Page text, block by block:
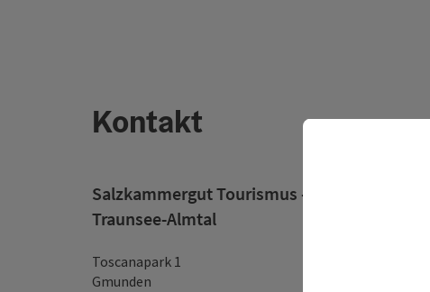
Kontakt
Salzkammergut Tourismus - Destination
Traunsee-Almtal
Toscanapark 1
Gmunden